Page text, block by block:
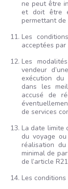
ne peut être
et doit être
permettant
Les
acceptées
Les
vendeur
exécution
dans les
accusé de
de services
La date limite
du voyage
réalisation
minimal de
de l’article
Les